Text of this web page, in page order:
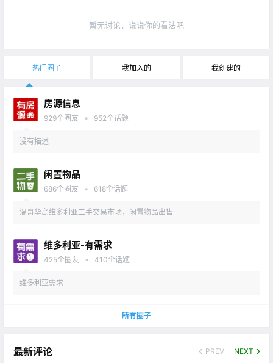
暂无讨论，说说你的看法吧
热门圈子 我加入的 我创建的
房源信息
929个圈友 • 952个话题
没有描述
闲置物品
686个圈友 • 618个话题
温哥华岛维多利亚二手交易市场，闲置物品出售
维多利亚-有需求
425个圈友 • 410个话题
维多利亚需求
所有圈子
最新评论 PREV NEXT